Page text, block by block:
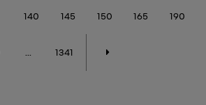
140 145 150 165 190
1341